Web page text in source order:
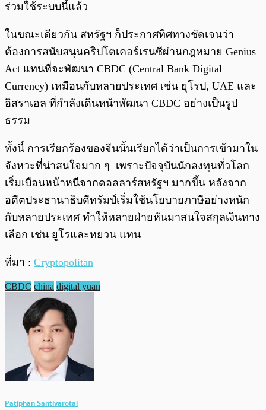
ร่วมใช้ระบบนี้แล้ว
ในขณะเดียวกัน สหรัฐฯ ก็ประกาศทิศทางชัดเจนว่า
ต้องการสนับสนุนคริปโตเคอร์เรนซีผ่านกฎหมาย Genius
Act แทนที่จะพัฒนา CBDC (Central Bank Digital
Currency) เหมือนกับหลายประเทศ เช่น ยุโรป, UAE และ
อิสราเอล ที่กำลังเดินหน้าพัฒนา CBDC อย่างเป็นรูป
ธรรม
ทั้งนี้ การเรียกร้องของจีนนั้นเรียกได้ว่าเป็นการเข้ามาใน
จังหวะที่น่าสนใจมาก ๆ เพราะปัจจุบันนักลงทุนทั่วโลก
เริ่มเบือนหน้าหนีจากดอลลาร์สหรัฐฯ มากขึ้น หลังจาก
อดีตประธานาธิบดีทรัมป์เริ่มใช้นโยบายภาษีอย่างหนัก
กับหลายประเทศ ทำให้หลายฝ่ายหันมาสนใจสกุลเงินทาง
เลือก เช่น ยูโรและหยวน แทน
ที่มา : Cryptopolitan
CBDC china digital yuan
Patiphan Santivarotai